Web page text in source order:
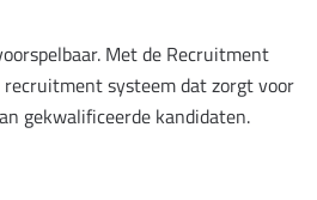
Met de Recruitment
recruitment systeem dat zorgt voor
gekwalificeerde kandidaten.